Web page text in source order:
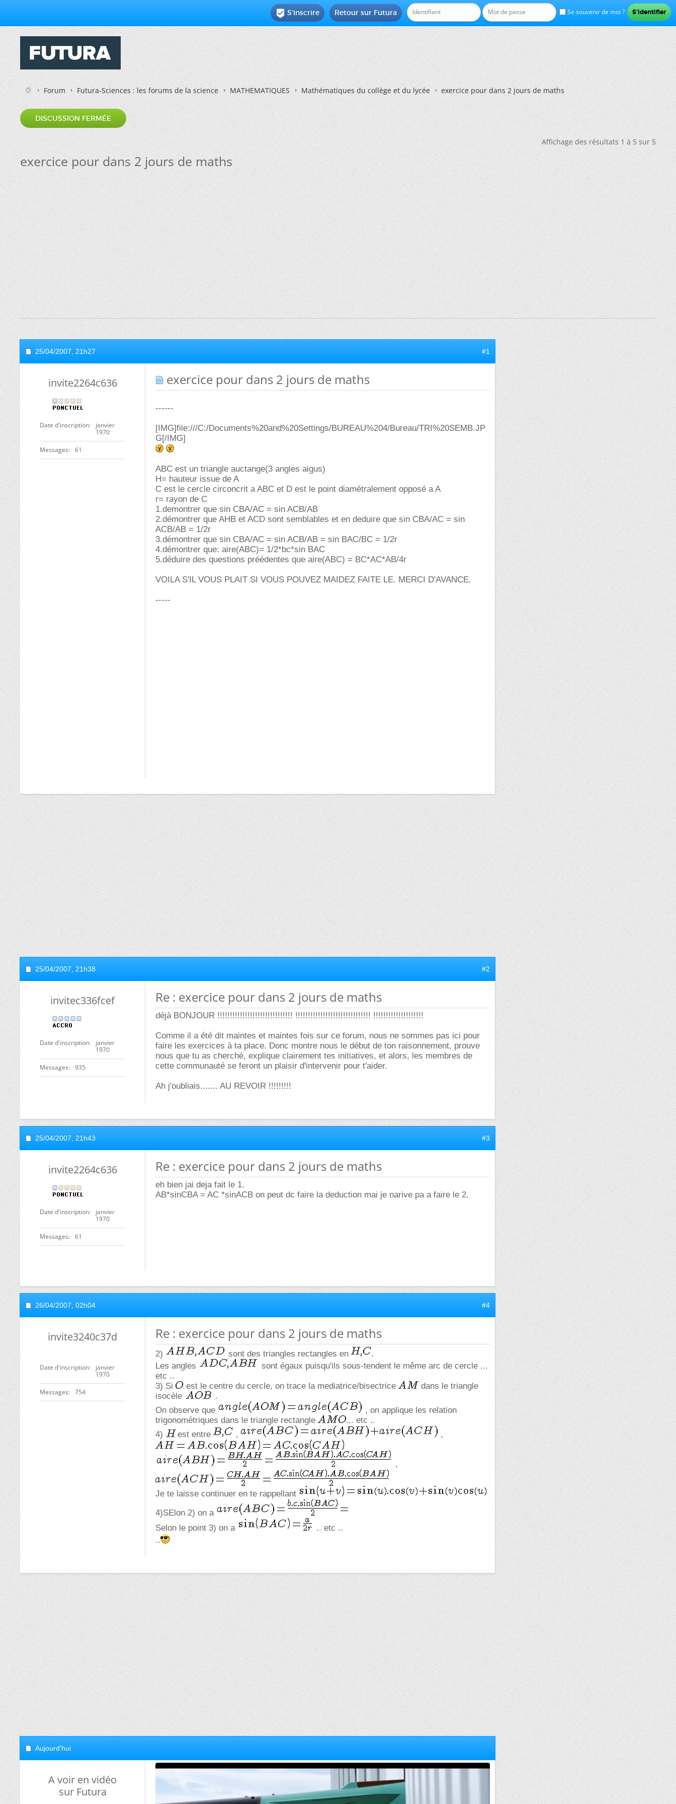
Se souvenir de moi ?
Retour sur Futura
 S'inscrire
Forum Futura-Sciences : les forums de la science MATHEMATIQUES Mathématiques du collège et du lycée exercice pour dans 2 jours de maths
DISCUSSION FERMÉE
Affichage des résultats 1 à 5 sur 5
exercice pour dans 2 jours de maths
25/04/2007, 21h27 #1
invite2264c636
Date d'inscription
janvier
1970
Messages 61
exercice pour dans 2 jours de maths
------
[IMG]file:///C:/Documents%20and%20Settings/BUREAU%204/Bureau/TRI%20SEMB.JP
G[/IMG]
ABC est un triangle auctange(3 angles aigus)
H= hauteur issue de A
C est le cercle circoncrit a ABC et D est le point diamétralement opposé a A
r= rayon de C
1.demontrer que sin CBA/AC = sin ACB/AB
2.démontrer que AHB et ACD sont semblables et en deduire que sin CBA/AC = sin
ACB/AB = 1/2r
3.démontrer que sin CBA/AC = sin ACB/AB = sin BAC/BC = 1/2r
4.démontrer que: aire(ABC)= 1/2*bc*sin BAC
5.déduire des questions préédentes que aire(ABC) = BC*AC*AB/4r
VOILA S'IL VOUS PLAIT SI VOUS POUVEZ MAIDEZ FAITE LE. MERCI D'AVANCE.
-----
25/04/2007, 21h38 #2
invitec336fcef
Date d'inscription
janvier
1970
Messages 935
Re : exercice pour dans 2 jours de maths
déjà BONJOUR !!!!!!!!!!!!!!!!!!!!!!!!!!!!!! !!!!!!!!!!!!!!!!!!!!!!!!!!!!!! !!!!!!!!!!!!!!!!!!!!
Comme il a été dit maintes et maintes fois sur ce forum, nous ne sommes pas ici pour
faire les exercices à ta place. Donc montre nous le début de ton raisonnement, prouve
nous que tu as cherché, explique clairement tes initiatives, et alors, les membres de
cette communauté se feront un plaisir d'intervenir pour t'aider.
Ah j'oubliais....... AU REVOIR !!!!!!!!!
25/04/2007, 21h43 #3
invite2264c636
Date d'inscription
janvier
1970
Messages 61
Re : exercice pour dans 2 jours de maths
eh bien jai deja fait le 1.
AB*sinCBA = AC *sinACB on peut dc faire la deduction mai je narive pa a faire le 2.
26/04/2007, 02h04 #4
invite3240c37d
Date d'inscription
janvier
1970
Messages 754
Re : exercice pour dans 2 jours de maths
2) sont des triangles rectangles en
.
Les angles
sont égaux puisqu'ils sous-tendent le même arc de cercle ...
etc ..
3) Si
est le centre du cercle, on trace la mediatrice/bisectrice
dans le triangle
isocèle
.
On observe que
, on applique les relation
trigonométriques dans le triangle rectangle
... etc ..
4)
est entre , ,
,
Je te laisse continuer en te rappellant
4)SElon 2) on a
Selon le point 3) on a
.. etc ..
..
Aujourd'hui
A voir en vidéo
sur Futura